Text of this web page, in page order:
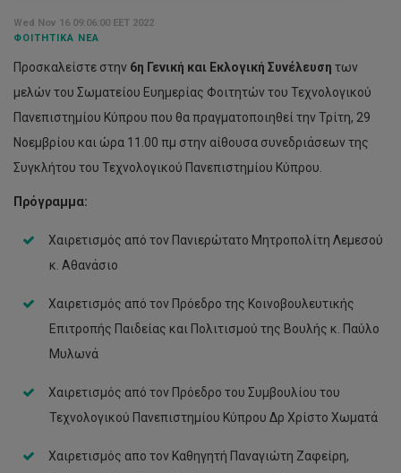
Wed Nov 16 09:06:00 EET 2022
ΦΟΙΤΗΤΙΚΆ ΝΈΑ
Προσκαλείστε στην 6η Γενική και Εκλογική Συνέλευση των
μελών του Σωματείου Ευημερίας Φοιτητών του Τεχνολογικού
Πανεπιστημίου Κύπρου που θα πραγματοποιηθεί την Τρίτη, 29
Νοεμβρίου και ώρα 11.00 πμ στην αίθουσα συνεδριάσεων της
Συγκλήτου του Τεχνολογικού Πανεπιστημίου Κύπρου.
Πρόγραμμα:
Χαιρετισμός από τον Πανιερώτατο Μητροπολίτη Λεμεσού
κ. Αθανάσιο
Χαιρετισμός από τον Πρόεδρο της Κοινοβουλευτικής
Επιτροπής Παιδείας και Πολιτισμού της Βουλής κ. Παύλο
Μυλωνά
Χαιρετισμός από τον Πρόεδρο του Συμβουλίου του
Τεχνολογικού Πανεπιστημίου Κύπρου ∆ρ Χρίστο Χωματά
Χαιρετισμός απο τον Καθηγητή Παναγιώτη Ζαφείρη,